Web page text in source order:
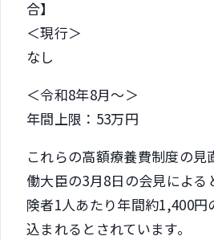
合】
＜現行＞
なし
＜令和8年8月～＞
年間上限：53万円
これらの高額療養費制度の見
働大臣の3月8日の会見による
険者1人あたり年間約1,400
込まれるとされています。